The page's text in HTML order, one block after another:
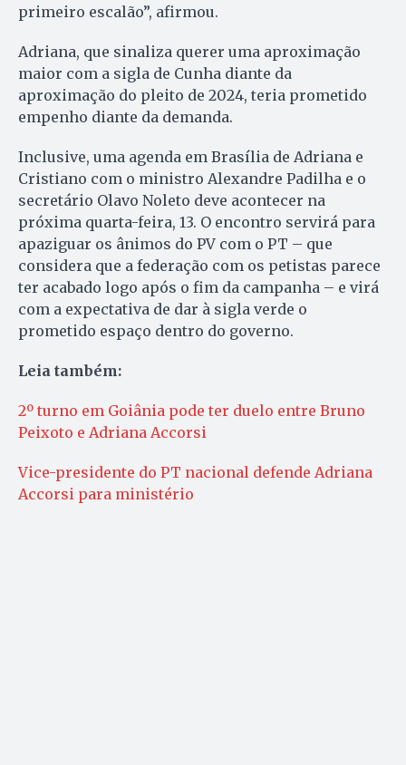
primeiro escalão”, afirmou.
Adriana, que sinaliza querer uma aproximação
maior com a sigla de Cunha diante da
aproximação do pleito de 2024, teria prometido
empenho diante da demanda.
Inclusive, uma agenda em Brasília de Adriana e
Cristiano com o ministro Alexandre Padilha e o
secretário Olavo Noleto deve acontecer na
próxima quarta-feira, 13. O encontro servirá para
apaziguar os ânimos do PV com o PT – que
considera que a federação com os petistas parece
ter acabado logo após o fim da campanha – e virá
com a expectativa de dar à sigla verde o
prometido espaço dentro do governo.
Leia também:
2º turno em Goiânia pode ter duelo entre Bruno
Peixoto e Adriana Accorsi
Vice-presidente do PT nacional defende Adriana
Accorsi para ministério